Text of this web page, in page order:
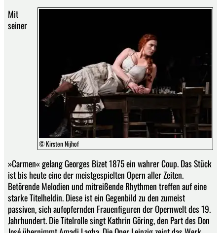
© Kirsten Nijhof
Mit
seiner
»Carmen« gelang Georges Bizet 1875 ein wahrer Coup. Das Stück
ist bis heute eine der meistgespielten Opern aller Zeiten.
Betörende Melodien und mitreißende Rhythmen treffen auf eine
starke Titelheldin. Diese ist ein Gegenbild zu den zumeist
passiven, sich aufopfernden Frauenfiguren der Opernwelt des 19.
Jahrhundert. Die Titelrolle singt Kathrin Göring, den Part des Don